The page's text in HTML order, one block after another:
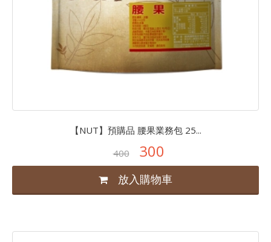
【NUT】預購品 腰果業務包 25...
400
300
放入購物車